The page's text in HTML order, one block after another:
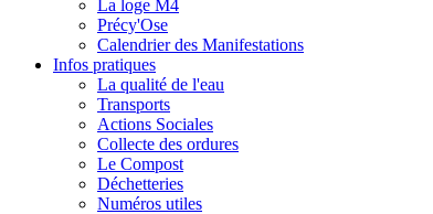
La loge M4
Précy'Ose
Calendrier des Manifestations
Infos pratiques
La qualité de l'eau
Transports
Actions Sociales
Collecte des ordures
Le Compost
Déchetteries
Numéros utiles